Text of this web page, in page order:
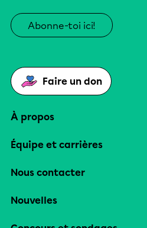
Abonne-toi ici!
Faire un don
À propos
Équipe et carrières
Nous contacter
Nouvelles